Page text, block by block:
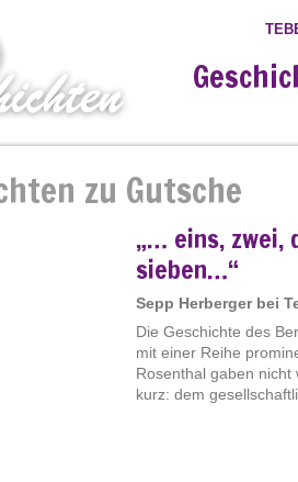
zu Gutsche
„… eins, zwei,
sieben…“
Sepp Herberger bei
Die Geschichte des
mit einer Reihe
Rosenthal gaben
kurz: dem